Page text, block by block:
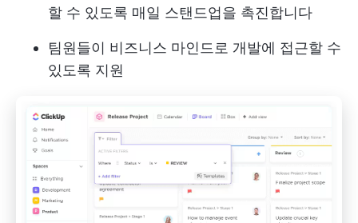
할 수 있도록 매일 스탠드업을 촉진합니다
팀원들이 비즈니스 마인드로 개발에 접근할 수
있도록 지원